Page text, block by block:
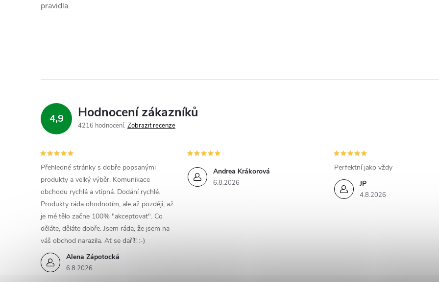
pravidla.
4,9 Hodnocení zákazníků
4216 hodnocení Zobrazit recenze
Alena Zápotocká
6.8.2026
Přehledné stránky s dobře popsanými
produkty a velký výběr. Komunikace
obchodu rychlá a vtipná. Dodání rychlé.
Produkty ráda ohodnotím, ale až později, až
je mé tělo začne 100% "akceptovat". Co
děláte, děláte dobře. Jsem ráda, že jsem na
váš obchod narazila. Ať se daří!! :-)
Andrea Krákorová
6.8.2026 JP
4.8.2026
Perfektní jako vždy